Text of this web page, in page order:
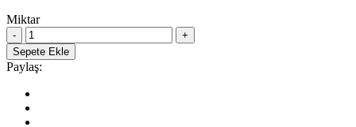
Miktar
KiviCare
WordPress
Hastane
Teması
quantity
Sepete Ekle
Paylaş: